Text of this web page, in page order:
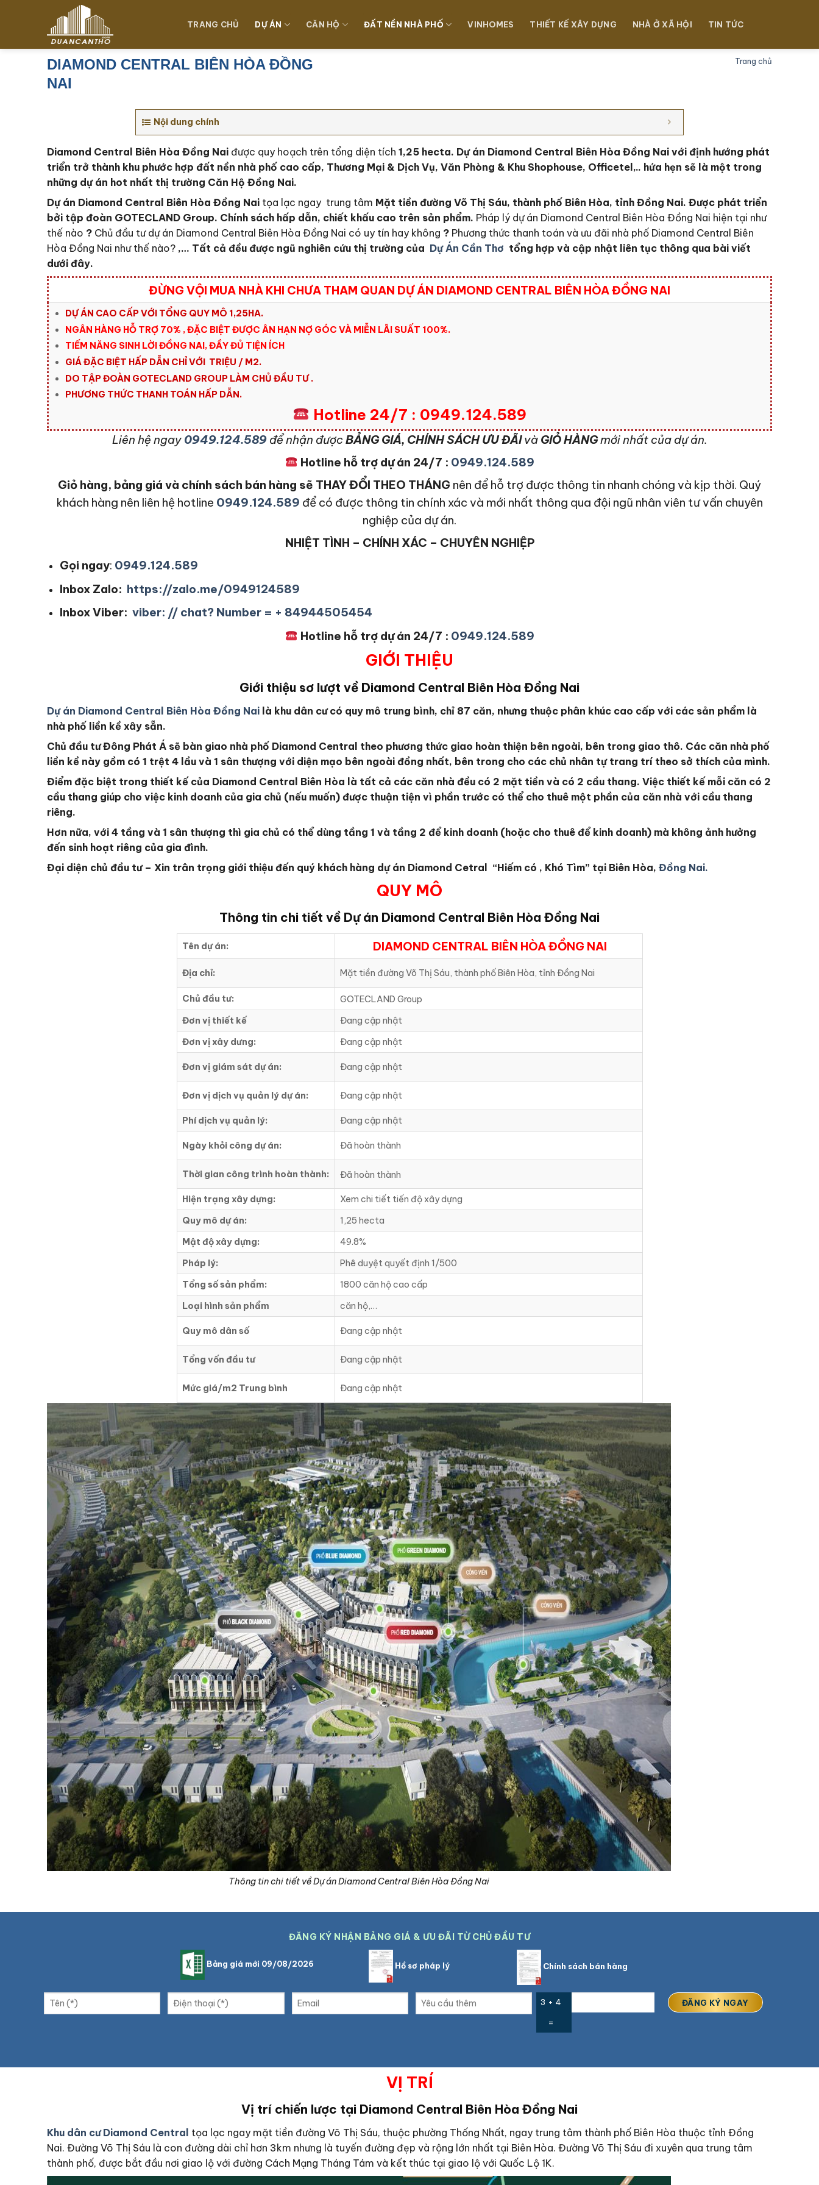
dung
TRANG CHỦ DỰ ÁN CĂN HỘ ĐẤT NỀN NHÀ PHỐ VINHOMES THIẾT KẾ XÂY DỰNG NHÀ Ở XÃ HỘI TIN TỨC
DIAMOND CENTRAL BIÊN HÒA ĐỒNG
NAI
Trang chủ
Nội dung chính
Diamond Central Biên Hòa Đồng Nai được quy hoạch trên tổng diện tích 1,25 hecta. Dự án Diamond Central Biên Hòa Đồng Nai với định hướng phát
triển trở thành khu phước hợp đất nền nhà phố cao cấp, Thương Mại & Dịch Vụ, Văn Phòng & Khu Shophouse, Officetel,.. hứa hẹn sẽ là một trong
những dự án hot nhất thị trường Căn Hộ Đồng Nai.
Dự án Diamond Central Biên Hòa Đồng Nai tọa lạc ngay trung tâm Mặt tiền đường Võ Thị Sáu, thành phố Biên Hòa, tỉnh Đồng Nai. Được phát triển
bởi tập đoàn GOTECLAND Group. Chính sách hấp dẫn, chiết khấu cao trên sản phẩm. Pháp lý dự án Diamond Central Biên Hòa Đồng Nai hiện tại như
thế nào ? Chủ đầu tư dự án Diamond Central Biên Hòa Đồng Nai có uy tín hay không ? Phương thức thanh toán và ưu đãi nhà phố Diamond Central Biên
Hòa Đồng Nai như thế nào? ,… Tất cả đều được ngũ nghiên cứu thị trường của Dự Án Cần Thơ tổng hợp và cập nhật liên tục thông qua bài viết
dưới đây.
ĐỪNG VỘI MUA NHÀ KHI CHƯA THAM QUAN DỰ ÁN DIAMOND CENTRAL BIÊN HÒA ĐỒNG NAI
DỰ ÁN CAO CẤP VỚI TỔNG QUY MÔ 1,25HA.
NGÂN HÀNG HỖ TRỢ 70% , ĐẶC BIỆT ĐƯỢC ÂN HẠN NỢ GÓC VÀ MIỄN LÃI SUẤT 100%.
TIẾM NĂNG SINH LỜI ĐỒNG NAI, ĐẦY ĐỦ TIỆN ÍCH
GIÁ ĐẶC BIỆT HẤP DẪN CHỈ VỚI TRIỆU / M2.
DO TẬP ĐOÀN GOTECLAND GROUP LÀM CHỦ ĐẦU TƯ .
PHƯƠNG THỨC THANH TOÁN HẤP DẪN.
Hotline 24/7 : 0949.124.589
Liên hệ ngay 0949.124.589để nhận được BẢNG GIÁ, CHÍNH SÁCH ƯU ĐÃIvàGIỎ HÀNGmới nhất của dự án.
Hotline hỗ trợ dự án 24/7 : 0949.124.589
Giỏ hàng, bảng giá và chính sách bán hàng sẽ THAY ĐỔI THEO THÁNG nên để hỗ trợ được thông tin nhanh chóng và kịp thời. Quý
khách hàng nên liên hệ hotline 0949.124.589 để có được thông tin chính xác và mới nhất thông qua đội ngũ nhân viên tư vấn chuyên
nghiệp của dự án.
NHIỆT TÌNH – CHÍNH XÁC – CHUYÊN NGHIỆP
Gọi ngay: 0949.124.589
Inbox Zalo: https://zalo.me/0949124589
Inbox Viber: viber: // chat? Number = + 84944505454
Hotline hỗ trợ dự án 24/7 : 0949.124.589
GIỚI THIỆU
Giới thiệu sơ lượt về Diamond Central Biên Hòa Đồng Nai
Dự án Diamond Central Biên Hòa Đồng Nai là khu dân cư có quy mô trung bình, chỉ 87 căn, nhưng thuộc phân khúc cao cấp với các sản phẩm là
nhà phố liền kề xây sẵn.
Chủ đầu tư Đông Phát Á sẽ bàn giao nhà phố Diamond Central theo phương thức giao hoàn thiện bên ngoài, bên trong giao thô. Các căn nhà phố
liền kề này gồm có 1 trệt 4 lầu và 1 sân thượng với diện mạo bên ngoài đồng nhất, bên trong cho các chủ nhân tự trang trí theo sở thích của mình.
Điểm đặc biệt trong thiết kế của Diamond Central Biên Hòa là tất cả các căn nhà đều có 2 mặt tiền và có 2 cầu thang. Việc thiết kế mỗi căn có 2
cầu thang giúp cho việc kinh doanh của gia chủ (nếu muốn) được thuận tiện vì phần trước có thể cho thuê một phần của căn nhà với cầu thang
riêng.
Hơn nữa, với 4 tầng và 1 sân thượng thì gia chủ có thể dùng tầng 1 và tầng 2 để kinh doanh (hoặc cho thuê để kinh doanh) mà không ảnh hưởng
đến sinh hoạt riêng của gia đình.
Đại diện chủ đầu tư – Xin trân trọng giới thiệu đến quý khách hàng dự án Diamond Cetral “Hiếm có , Khó Tìm” tại Biên Hòa, Đồng Nai.
QUY MÔ
Thông tin chi tiết về Dự án Diamond Central Biên Hòa Đồng Nai
Tên dự án: DIAMOND CENTRAL BIÊN HÒA ĐỒNG NAI
Địa chỉ: Mặt tiền đường Võ Thị Sáu, thành phố Biên Hòa, tỉnh Đồng Nai
Chủ đầu tư:
GOTECLAND Group
Đơn vị thiết kế
Đang cập nhật
Đơn vị xây dưng:
Đang cập nhật
Đơn vị giám sát dự án: Đang cập nhật
Đơn vị dịch vụ quản lý dự án: Đang cập nhật
Phí dịch vụ quản lý: Đang cập nhật
Ngày khỏi công dự án: Đã hoàn thành
Thời gian công trình hoàn thành: Đã hoàn thành
Hiện trạng xây dựng:
Xem chi tiết tiến độ xây dựng
Quy mô dự án:
1,25 hecta
Mật độ xây dựng:
49.8%
Pháp lý:
Phê duyệt quyết định 1/500
Tổng số sản phẩm:
1800 căn hộ cao cấp
Loại hình sản phẩm
căn hộ,…
Quy mô dân số Đang cập nhật
Tổng vốn đầu tư Đang cập nhật
Mức giá/m2 Trung bình Đang cập nhật
Thông tin chi tiết về Dự án Diamond Central Biên Hòa Đồng Nai
ĐĂNG KÝ NHẬN BẢNG GIÁ & ƯU ĐÃI TỪ CHỦ ĐẦU TƯ
Bảng giá mới 09/08/2026 Hồ sơ pháp lý Chính sách bán hàng
3 + 4
=
VỊ TRÍ
Vị trí chiến lược tại Diamond Central Biên Hòa Đồng Nai
Khu dân cư Diamond Central tọa lạc ngay mặt tiền đường Võ Thị Sáu, thuộc phường Thống Nhất, ngay trung tâm thành phố Biên Hòa thuộc tỉnh Đồng
Nai. Đường Võ Thị Sáu là con đường dài chỉ hơn 3km nhưng là tuyến đường đẹp và rộng lớn nhất tại Biên Hòa. Đường Võ Thị Sáu đi xuyên qua trung tâm
thành phố, được bắt đầu nơi giao lộ với đường Cách Mạng Tháng Tám và kết thúc tại giao lộ với Quốc Lộ 1K.